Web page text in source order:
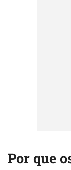
Por que